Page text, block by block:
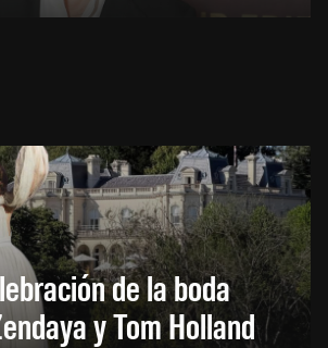
de la boda
y Tom Holland